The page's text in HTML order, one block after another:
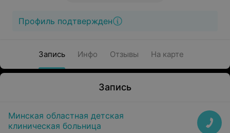
Профиль подтвержден
Запись Инфо Отзывы На карте
Запись
Минская областная детская
клиническая больница